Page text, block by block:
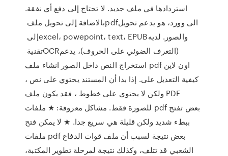
استردادها في ملف جديد. لا تحتاج إلى دفع أي نفقة.
بالاضافة إلى تحويل ملف ‏pdf‏ ‏الى وورد، هو يدعم تحويل
إلى ‏excel، ‏powepoint، ‏text، ‏EPUB‏ والصور. لديه
تقنية ‏OCR‏(التعرف الضوئي على الحروف)، يدعم
استخراج النص داخل الصور انشاء ملف pdf اون لاين
كيفية التعديل على. إذا بدا أن المستند يحتوي على نص ،
ولكن لا يحتوي على خطوط ، فقد يكون ملف PDF
للصورة فقط. مشاكل معروفة: ★ ملفات pdf بعض تفتح
ببطء شديد ولكن قليلة هي سريع جدا. ★ لا يمكن فتح
ملفات pdf بعض نتيجة لسبب أن ملف قوات الدفاع
الشعبي قد تتلف، وكذلك نتيجة لمرحلة تطوير المكتبة،